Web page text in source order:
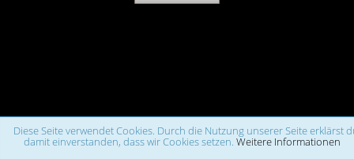
Diese Seite verwendet Cookies. Durch die Nutzung unserer Seite erklärst
damit einverstanden, dass wir Cookies setzen. Weitere Informationen